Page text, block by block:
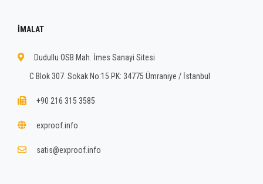
İMALAT
Dudullu OSB Mah. İmes Sanayi Sitesi
C Blok 307. Sokak No:15 PK: 34775 Ümraniye / İstanbul
+90 216 315 3585
exproof.info
satis@exproof.info